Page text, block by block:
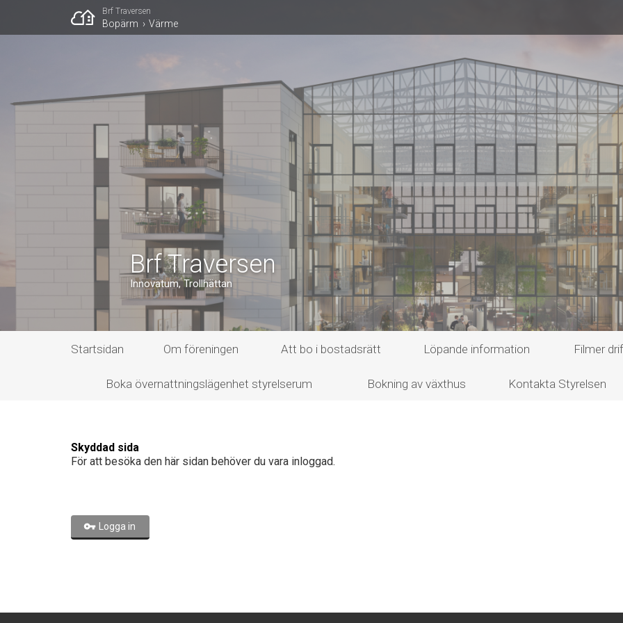
Brf Traversen
Bopärm Värme
Brf Traversen
Innovatum, Trollhättan
Startsidan Om föreningen Att bo i bostadsrätt Löpande information Filmer
Boka övernattningslägenhet styrelserum Bokning av växthus Kontakta Styrelsen
Skyddad sida
För att besöka den här sidan behöver du vara inloggad.
Logga in